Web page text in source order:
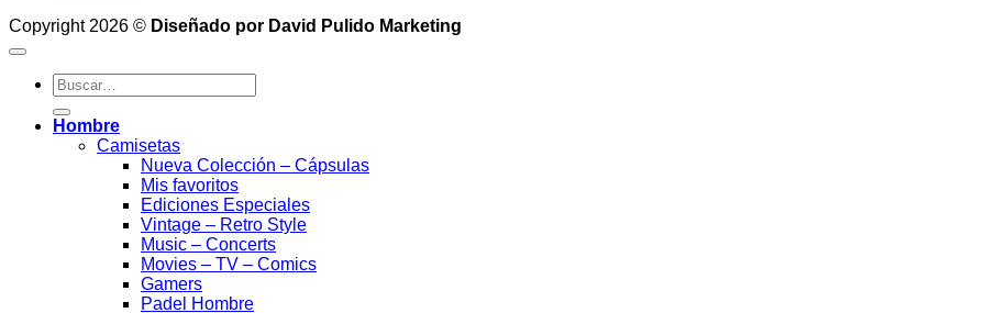
Copyright 2026 © Diseñado por David Pulido Marketing
Buscar
por:
Hombre
Camisetas
Nueva Colección – Cápsulas
Mis favoritos
Ediciones Especiales
Vintage – Retro Style
Music – Concerts
Movies – TV – Comics
Gamers
Padel Hombre